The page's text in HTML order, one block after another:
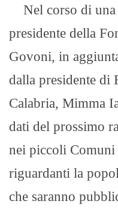
Nel corso di una
presidente della
Govoni, in
dalla presidente di
Calabria, Mimma
dati del prossimo
nei piccoli
riguardanti la
che saranno